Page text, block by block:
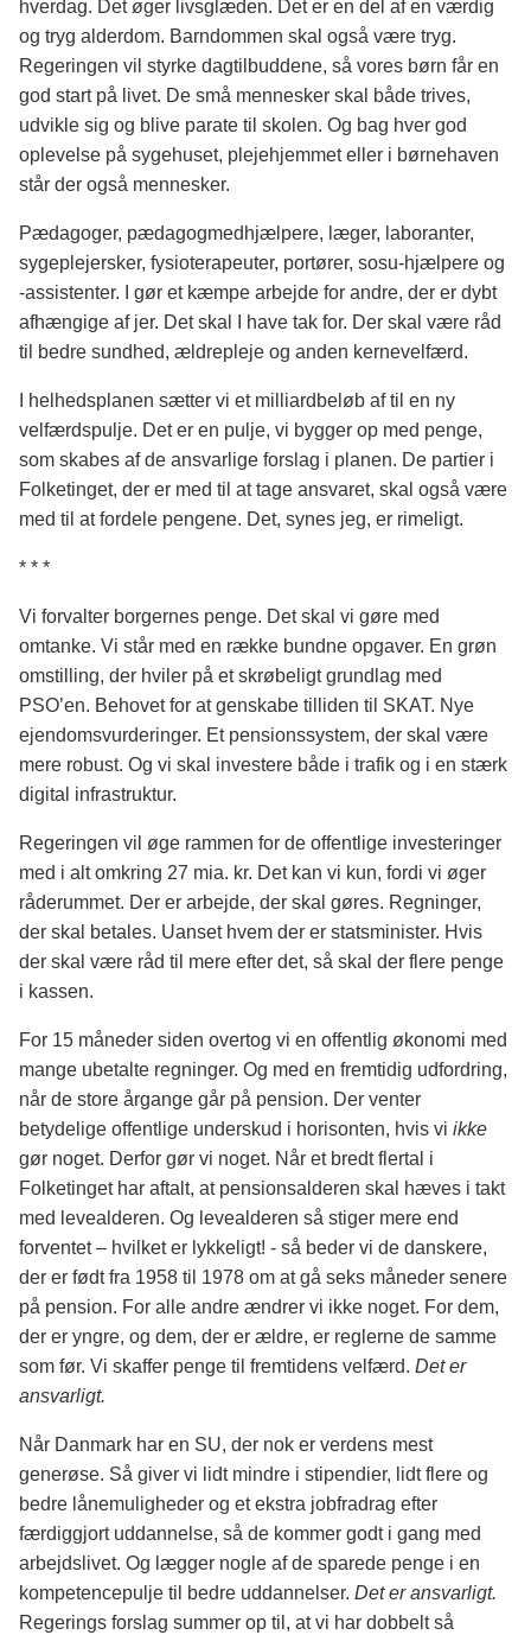
hverdag. Det øger livsglæden. Det er en del af en værdig
og tryg alderdom. Barndommen skal også være tryg.
Regeringen vil styrke dagtilbuddene, så vores børn får en
god start på livet. De små mennesker skal både trives,
udvikle sig og blive parate til skolen. Og bag hver god
oplevelse på sygehuset, plejehjemmet eller i børnehaven
står der også mennesker.
Pædagoger, pædagogmedhjælpere, læger, laboranter,
sygeplejersker, fysioterapeuter, portører, sosu-hjælpere og
-assistenter. I gør et kæmpe arbejde for andre, der er dybt
afhængige af jer. Det skal I have tak for. Der skal være råd
til bedre sundhed, ældrepleje og anden kernevelfærd.
I helhedsplanen sætter vi et milliardbeløb af til en ny
velfærdspulje. Det er en pulje, vi bygger op med penge,
som skabes af de ansvarlige forslag i planen. De partier i
Folketinget, der er med til at tage ansvaret, skal også være
med til at fordele pengene. Det, synes jeg, er rimeligt.
* * *
Vi forvalter borgernes penge. Det skal vi gøre med
omtanke. Vi står med en række bundne opgaver. En grøn
omstilling, der hviler på et skrøbeligt grundlag med
PSO’en. Behovet for at genskabe tilliden til SKAT. Nye
ejendomsvurderinger. Et pensionssystem, der skal være
mere robust. Og vi skal investere både i trafik og i en stærk
digital infrastruktur.
Regeringen vil øge rammen for de offentlige investeringer
med i alt omkring 27 mia. kr. Det kan vi kun, fordi vi øger
råderummet. Der er arbejde, der skal gøres. Regninger,
der skal betales. Uanset hvem der er statsminister. Hvis
der skal være råd til mere efter det, så skal der flere penge
i kassen.
For 15 måneder siden overtog vi en offentlig økonomi med
mange ubetalte regninger. Og med en fremtidig udfordring,
når de store årgange går på pension. Der venter
betydelige offentlige underskud i horisonten, hvis vi ikke
gør noget. Derfor gør vi noget. Når et bredt flertal i
Folketinget har aftalt, at pensionsalderen skal hæves i takt
med levealderen. Og levealderen så stiger mere end
forventet – hvilket er lykkeligt! - så beder vi de danskere,
der er født fra 1958 til 1978 om at gå seks måneder senere
på pension. For alle andre ændrer vi ikke noget. For dem,
der er yngre, og dem, der er ældre, er reglerne de samme
som før. Vi skaffer penge til fremtidens velfærd. Det er
ansvarligt.
Når Danmark har en SU, der nok er verdens mest
generøse. Så giver vi lidt mindre i stipendier, lidt flere og
bedre lånemuligheder og et ekstra jobfradrag efter
færdiggjort uddannelse, så de kommer godt i gang med
arbejdslivet. Og lægger nogle af de sparede penge i en
kompetencepulje til bedre uddannelser. Det er ansvarligt.
Regerings forslag summer op til, at vi har dobbelt så